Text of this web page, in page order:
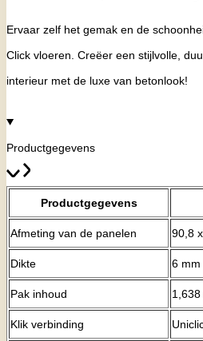
Ervaar zelf het gemak en de
Click vloeren. Creëer een stijlvolle,
interieur met de luxe van betonlook!
Productgegevens
Productgegevens
Afmeting van de panelen 90,8
Dikte 6 mm
Pak inhoud 1,638
Klik verbinding